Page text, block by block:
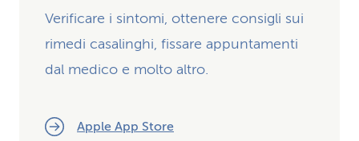
Verificare i sintomi, ottenere consigli sui
rimedi casalinghi, fissare appuntamenti
dal medico e molto altro.
Apple App Store